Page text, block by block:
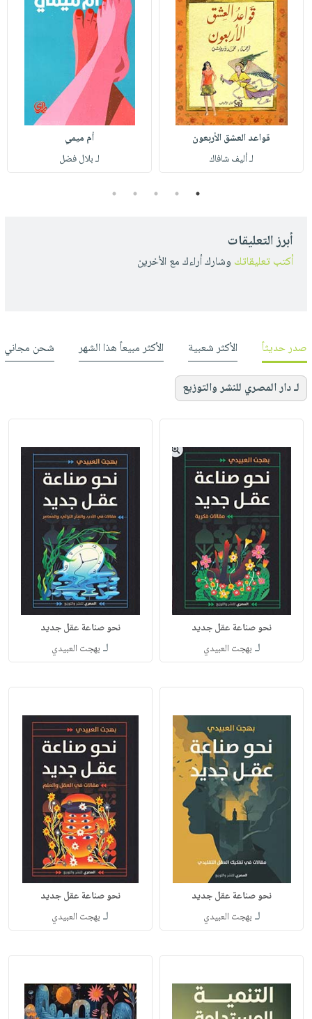
قواعد العشق الأربعون
لـ أليف شافاك
أم ميمي
لـ بلال فضل
1
2
3
4
5
أبرز التعليقات
أكتب تعليقاتك وشارك أراءك مع الأخرين
صدر حديثاً الأكثر شعبية الأكثر مبيعاً هذا الشهر شحن مجاني
لـ دار المصري للنشر والتوزيع
نحو صناعة عقل جديد
لـ بهجت العبيدي
نحو صناعة عقل جديد
لـ بهجت العبيدي
نحو صناعة عقل جديد
لـ بهجت العبيدي
نحو صناعة عقل جديد
لـ بهجت العبيدي